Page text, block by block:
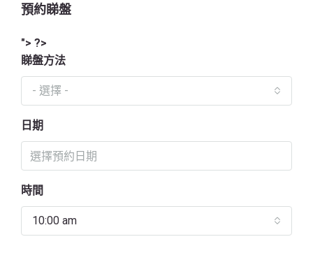
預約睇盤
"> ?>
睇盤方法
- 選擇 -
日期
時間
10:00 am